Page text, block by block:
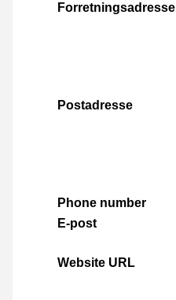
Forretningsadresse
Postadresse
Phone number
E-post
Website URL